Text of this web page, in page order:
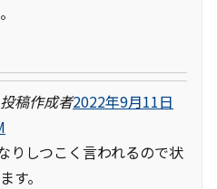
投稿作成者2022年9月11日
りしつこく言われるので状
す。